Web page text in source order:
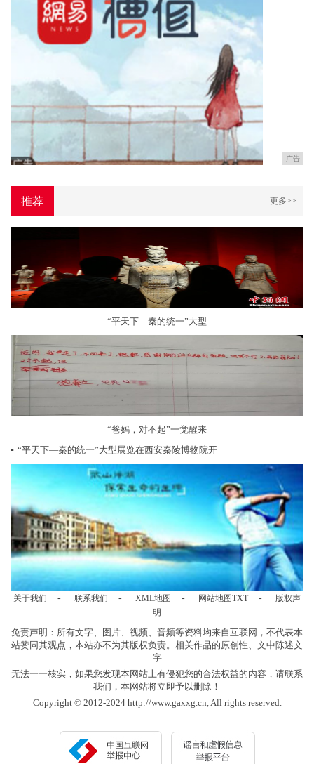
广告
推荐 更多>>
“平天下—秦的统一”大型
“爸妈，对不起”一觉醒来
▪ “平天下—秦的统一”大型展览在西安秦陵博物院开
关于我们 - 联系我们 - XML地图 - 网站地图TXT -
版权声
明
免责声明：所有文字、图片、视频、音频等资料均来自互联网，不代表本
站赞同其观点，本站亦不为其版权负责。相关作品的原创性、文中陈述文
字
无法一一核实，如果您发现本网站上有侵犯您的合法权益的内容，请联系
我们，本网站将立即予以删除！
Copyright © 2012-2024 http://www.gaxxg.cn, All rights reserved.